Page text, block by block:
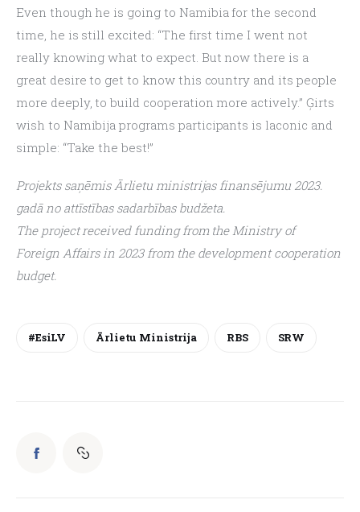
Even though he is going to Namibia for the second
time, he is still excited: “The first time I went not
really knowing what to expect. But now there is a
great desire to get to know this country and its people
more deeply, to build cooperation more actively.” Ģirts
wish to Namibija programs participants is laconic and
simple: “Take the best!”
Projekts saņēmis Ārlietu ministrijas finansējumu 2023.
gadā no attīstības sadarbības budžeta.
The project received funding from the Ministry of
Foreign Affairs in 2023 from the development cooperation
budget.
#esiLV Ārlietu Ministrija RBS SRW